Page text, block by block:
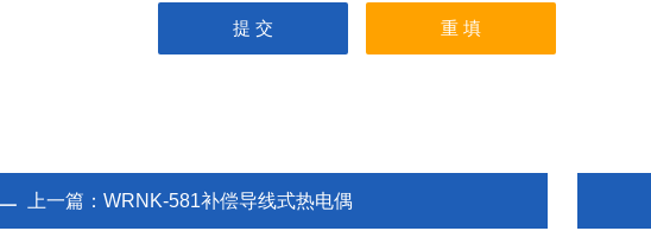
上一篇： WRNK-581补偿导线式热电偶